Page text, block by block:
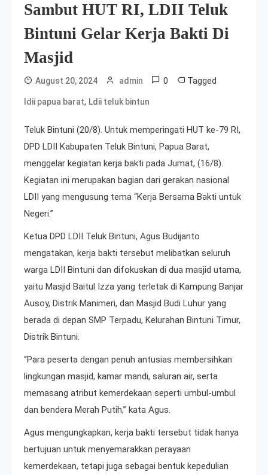
Sambut HUT RI, LDII Teluk
Bintuni Gelar Kerja Bakti Di
Masjid
August 20, 2024 admin 0 Tagged
ldii papua barat, Ldii teluk bintun
Teluk Bintuni (20/8). Untuk memperingati HUT ke-79 RI,
DPD LDII Kabupaten Teluk Bintuni, Papua Barat,
menggelar kegiatan kerja bakti pada Jumat, (16/8).
Kegiatan ini merupakan bagian dari gerakan nasional
LDII yang mengusung tema “Kerja Bersama Bakti untuk
Negeri.”
Ketua DPD LDII Teluk Bintuni, Agus Budijanto
mengatakan, kerja bakti tersebut melibatkan seluruh
warga LDII Bintuni dan difokuskan di dua masjid utama,
yaitu Masjid Baitul Izza yang terletak di Kampung Banjar
Ausoy, Distrik Manimeri, dan Masjid Budi Luhur yang
berada di depan SMP Terpadu, Kelurahan Bintuni Timur,
Distrik Bintuni.
“Para peserta dengan penuh antusias membersihkan
lingkungan masjid, kamar mandi, saluran air, serta
memasang atribut kemerdekaan seperti umbul-umbul
dan bendera Merah Putih,” kata Agus.
Agus mengungkapkan, kerja bakti tersebut tidak hanya
bertujuan untuk menyemarakkan perayaan
kemerdekaan, tetapi juga sebagai bentuk kepedulian